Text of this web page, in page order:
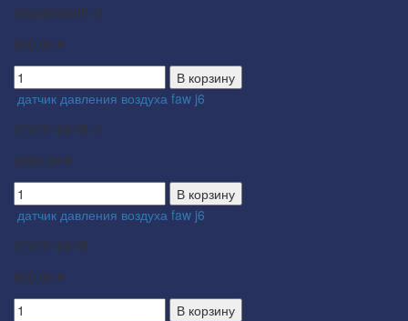
3834050A0E-U
850.00 ₽
В корзину
датчик давления воздуха faw j6
375701061B-U
2350.00 ₽
В корзину
датчик давления воздуха faw j6
375701061B
650.00 ₽
В корзину